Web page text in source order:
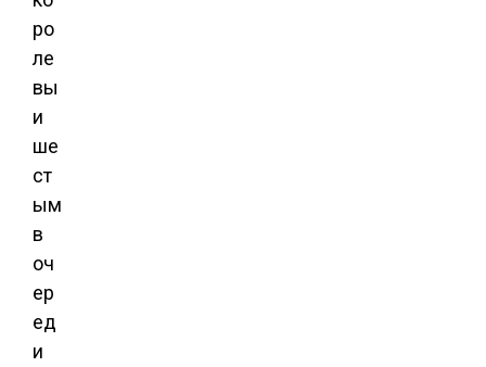
ро
ле
вы
и
ше
ст
ым
в
оч
ер
ед
и